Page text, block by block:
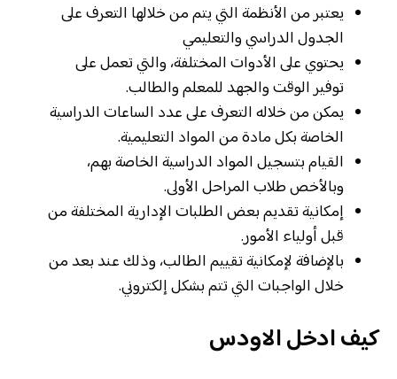
يعتبر من الأنظمة التي يتم من خلالها التعرف على
الجدول الدراسي والتعليمي
يحتوي على الأدوات المختلفة، والتي تعمل على
توفير الوقت والجهد للمعلم والطالب.
يمكن من خلاله التعرف على عدد الساعات الدراسية
الخاصة بكل مادة من المواد التعليمية.
القيام بتسجيل المواد الدراسية الخاصة بهم،
وبالأخص طلاب المراحل الأولى.
إمكانية تقديم بعض الطلبات الإدارية المختلفة من
قبل أولياء الأمور.
بالإضافة لإمكانية تقييم الطالب، وذلك عند بعد من
خلال الواجبات التي تتم بشكل إلكتروني.
كيف ادخل الاودس